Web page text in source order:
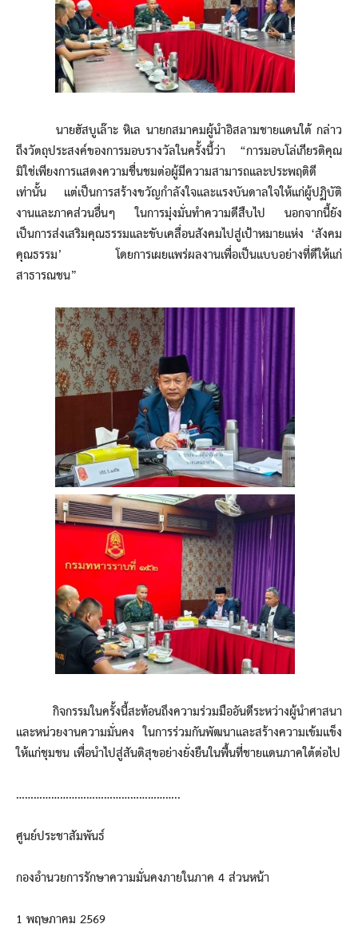
นายฮัสบูเล๊าะ หิเล นายกสมาคมผู้นำอิสลามชายแดนใต้ กล่าว
ถึงวัตถุประสงค์ของการมอบรางวัลในครั้งนี้ว่า “การมอบโล่เกียรติคุณ
มิใช่เพียงการแสดงความชื่นชมต่อผู้มีความสามารถและประพฤติดี
เท่านั้น แต่เป็นการสร้างขวัญกำลังใจและแรงบันดาลใจให้แก่ผู้ปฏิบัติ
งานและภาคส่วนอื่นๆ ในการมุ่งมั่นทำความดีสืบไป นอกจากนี้ยัง
เป็นการส่งเสริมคุณธรรมและขับเคลื่อนสังคมไปสู่เป้าหมายแห่ง ‘สังคม
คุณธรรม’ โดยการเผยแพร่ผลงานเพื่อเป็นแบบอย่างที่ดีให้แก่
สาธารณชน”
กิจกรรมในครั้งนี้สะท้อนถึงความร่วมมืออันดีระหว่างผู้นำศาสนา
และหน่วยงานความมั่นคง ในการร่วมกันพัฒนาและสร้างความเข้มแข็ง
ให้แก่ชุมชน เพื่อนำไปสู่สันติสุขอย่างยั่งยืนในพื้นที่ชายแดนภาคใต้ต่อไป
………………………………………………..
ศูนย์ประชาสัมพันธ์
กองอำนวยการรักษาความมั่นคงภายในภาค 4 ส่วนหน้า
1 พฤษภาคม 2569